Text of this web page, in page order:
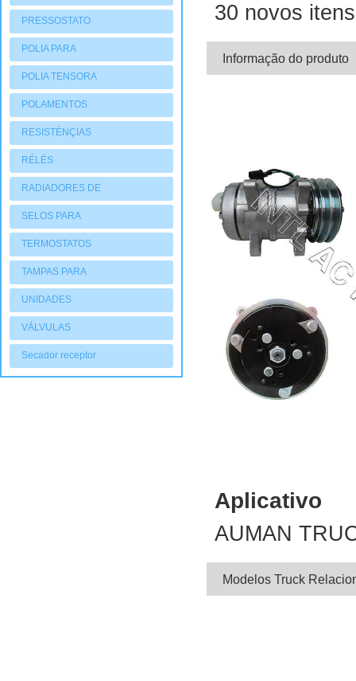
COMPRESSORES
PRESSOSTATO
POLIA PARA
COMPRESSORES
POLIA TENSORA
POLAMENTOS
RESISTÉNÇIAS
RÉLÉS
RADIADORES DE
AQUECIMENTO
SELOS PARA
COMPRESSORES
TERMOSTATOS
TAMPAS PARA
COMPRESSORES
UNIDADES
CONDENSADORAS
VÁLVULAS
Secador receptor
30 novos
Informação do produto
Aplicativo
AUMAN
Modelos Truck